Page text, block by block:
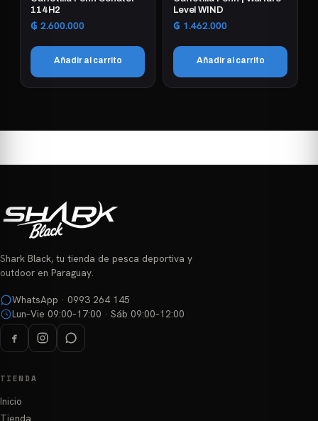
en
producto
114H2
₲ 2.600.000
Añadir al carrito
Level WIND
₲ 1.462.000
Añadir al carrito
Shark Black, tu tienda de pesca deportiva y
outdoor en Paraguay.
WhatsApp · 0993 264 145
Lun–Vie 09:00–17:00 · Sáb 09:00–12:00
TIENDA
Inicio
Tienda